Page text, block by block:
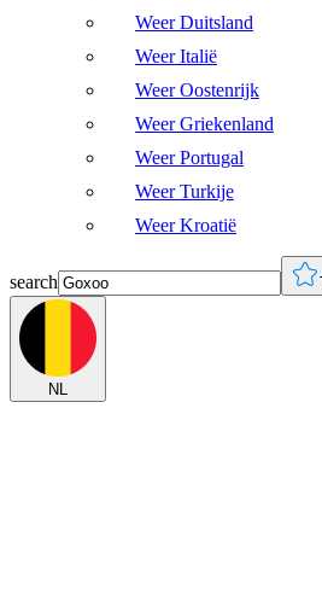
Weer Duitsland
Weer Italië
Weer Oostenrijk
Weer Griekenland
Weer Portugal
Weer Turkije
Weer Kroatië
search
NL